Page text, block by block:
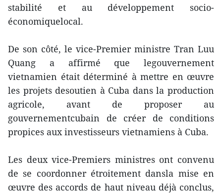
stabilité et au développement socio-
économiquelocal.
De son côté, le vice-Premier ministre Tran Luu
Quang a affirmé que legouvernement
vietnamien était déterminé à mettre en œuvre
les projets desoutien à Cuba dans la production
agricole, avant de proposer au
gouvernementcubain de créer de conditions
propices aux investisseurs vietnamiens à Cuba.
Les deux vice-Premiers ministres ont convenu
de se coordonner étroitement dansla mise en
œuvre des accords de haut niveau déjà conclus,